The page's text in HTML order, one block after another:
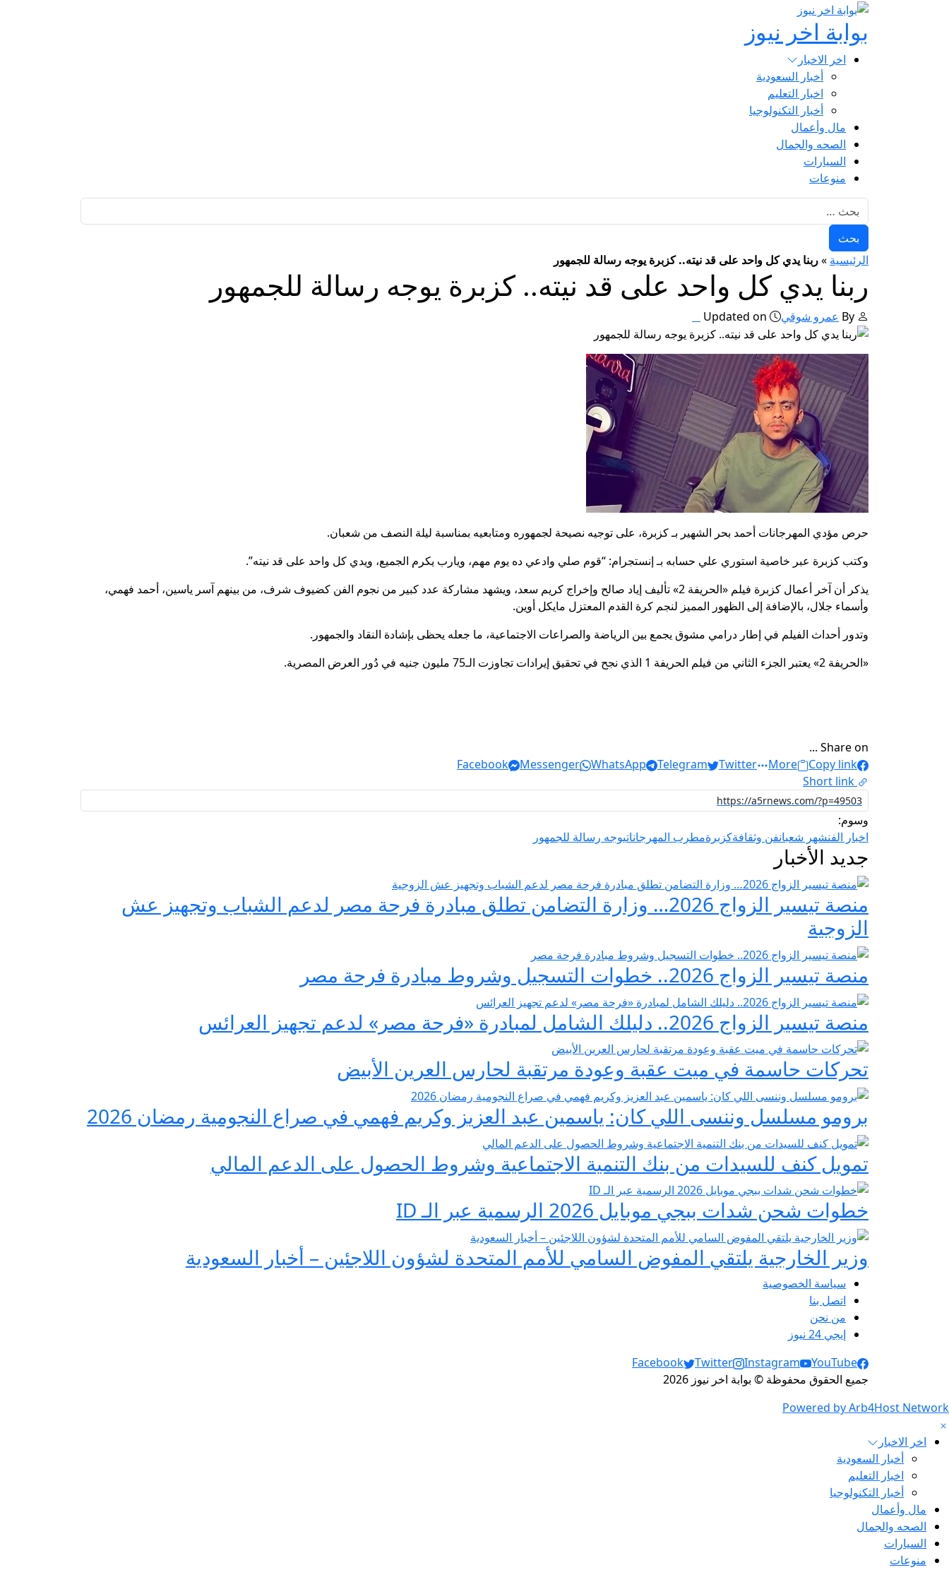
بوابة اخر نيوز
اخر الاخبار
أخبار السعودية
اخبار التعليم
أخبار التكنولوجيا
مال وأعمال
الصحه والجمال
السيارات
منوعات
الرئيسية »ربنا يدي كل واحد على قد نيته.. كزبرة يوجه رسالة للجمهور
ربنا يدي كل واحد على قد نيته.. كزبرة يوجه رسالة للجمهور
By عمرو شوقي Updated on
حرص مؤدي المهرجانات أحمد بحر الشهير بـ كزبرة، على توجيه نصيحة لجمهوره ومتابعيه بمناسبة ليلة النصف من شعبان.
وكتب كزبرة عبر خاصية استوري علي حسابه بـ إنستجرام: “قوم صلي وادعي ده يوم مهم، ويارب يكرم الجميع، ويدي كل واحد على قد نيته”.
يذكر أن آخر أعمال كزبرة فيلم «الحريفة 2» تأليف إياد صالح وإخراج كريم سعد، ويشهد مشاركة عدد كبير من نجوم الفن كضيوف شرف، من بينهم آسر ياسين، أحمد فهمي،
وأسماء جلال، بالإضافة إلى الظهور المميز لنجم كرة القدم المعتزل مايكل أوين.
وتدور أحداث الفيلم في إطار درامي مشوق يجمع بين الرياضة والصراعات الاجتماعية، ما جعله يحظى بإشادة النقاد والجمهور.
«الحريفة 2» يعتبر الجزء الثاني من فيلم الحريفة 1 الذي نجح في تحقيق إيرادات تجاوزت الـ75 مليون جنيه في دُور العرض المصرية.
Share on ...
Facebook
Messenger WhatsApp Telegram Twitter More
Copy link
Short link
وسوم:
اخبار الفنشهر شعبانفن وثقافةكزبرةمطرب المهرجاناتيوجه رسالة للجمهور
جديد الأخبار
منصة تيسير الزواج 2026… وزارة التضامن تطلق مبادرة فرحة مصر لدعم الشباب وتجهيز عش
الزوجية
منصة تيسير الزواج 2026.. خطوات التسجيل وشروط مبادرة فرحة مصر
منصة تيسير الزواج 2026.. دليلك الشامل لمبادرة «فرحة مصر» لدعم تجهيز العرائس
تحركات حاسمة في ميت عقبة وعودة مرتقبة لحارس العرين الأبيض
برومو مسلسل وننسى اللي كان: ياسمين عبد العزيز وكريم فهمي في صراع النجومية رمضان 2026
تمويل كنف للسيدات من بنك التنمية الاجتماعية وشروط الحصول على الدعم المالي
خطوات شحن شدات ببجي موبايل 2026 الرسمية عبر الـ ID
وزير الخارجية يلتقي المفوض السامي للأمم المتحدة لشؤون اللاجئين – أخبار السعودية
سياسة الخصوصية
اتصل بنا
من نحن
إيجي 24 نيوز
Social Links
Facebook Twitter Instagram
YouTube
جميع الحقوق محفوظة © بوابة اخر نيوز 2026
Powered by Arb4Host Network
اخر الاخبار
أخبار السعودية
اخبار التعليم
أخبار التكنولوجيا
مال وأعمال
الصحه والجمال
السيارات
منوعات